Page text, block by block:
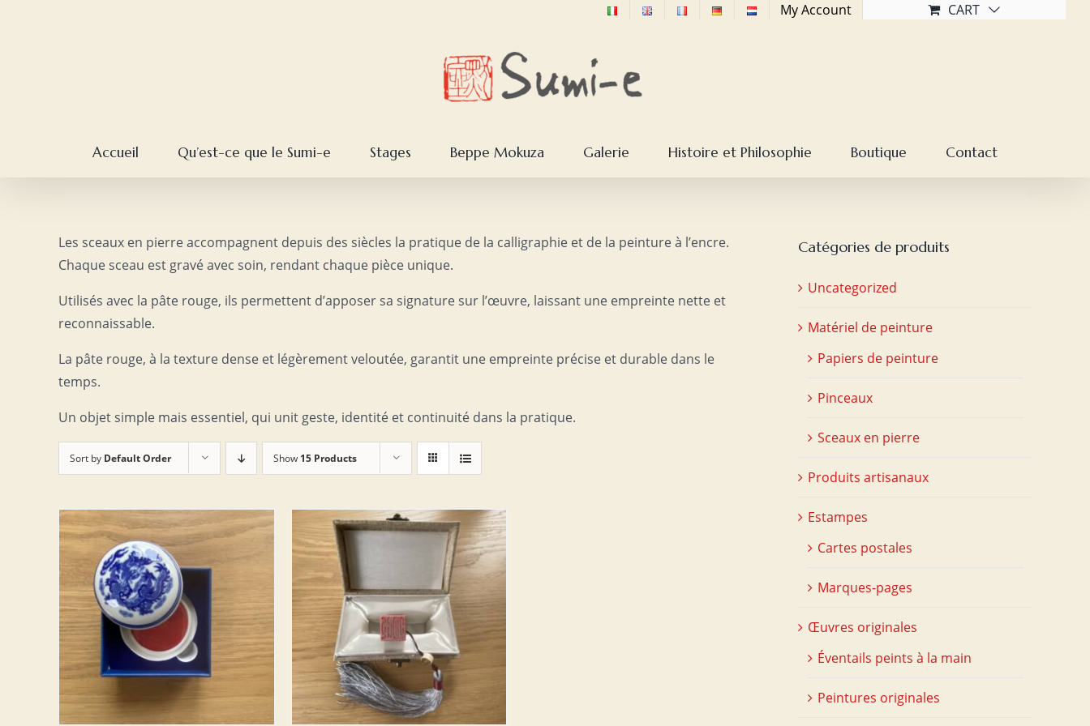
My Account CART
Accueil Qu’est-ce que le Sumi-e Stages Beppe Mokuza Galerie Histoire et Philosophie Boutique Contact
Les sceaux en pierre accompagnent depuis des siècles la pratique de la calligraphie et de la peinture à l’encre.
Chaque sceau est gravé avec soin, rendant chaque pièce unique.
Utilisés avec la pâte rouge, ils permettent d’apposer sa signature sur l’œuvre, laissant une empreinte nette et
reconnaissable.
La pâte rouge, à la texture dense et légèrement veloutée, garantit une empreinte précise et durable dans le
temps.
Un objet simple mais essentiel, qui unit geste, identité et continuité dans la pratique.
Sort by Default Order Show 15 Products
AJOUTER AU PANIER DETAILS
Catégories de produits
Uncategorized
Matériel de peinture
Papiers de peinture
Pinceaux
Sceaux en pierre
Produits artisanaux
Estampes
Cartes postales
Marques-pages
Œuvres originales
Éventails peints à la main
Peintures originales